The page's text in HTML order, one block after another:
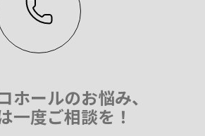
ホールのお悩み、
一度ご相談を！